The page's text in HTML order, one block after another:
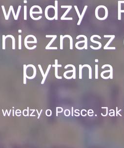
o
pytania
o Polsce.